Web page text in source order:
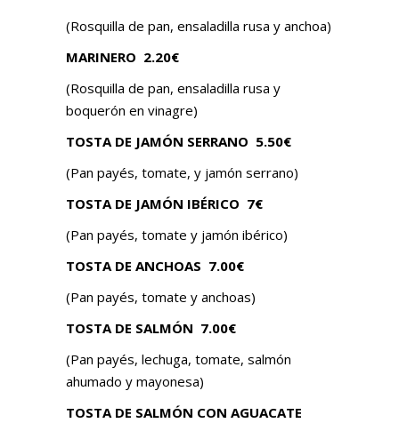
(Rosquilla de pan, ensaladilla rusa y anchoa)
MARINERO 2.20€
(Rosquilla de pan, ensaladilla rusa y
boquerón en vinagre)
TOSTA DE JAMÓN SERRANO 5.50€
(Pan payés, tomate, y jamón serrano)
TOSTA DE JAMÓN IBÉRICO 7€
(Pan payés, tomate y jamón ibérico)
TOSTA DE ANCHOAS 7.00€
(Pan payés, tomate y anchoas)
TOSTA DE SALMÓN 7.00€
(Pan payés, lechuga, tomate, salmón
ahumado y mayonesa)
TOSTA DE SALMÓN CON AGUACATE